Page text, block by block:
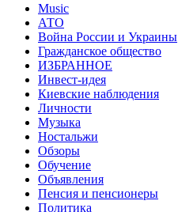
Music
АТО
Война России и Украины
Гражданское общество
ИЗБРАННОЕ
Инвест-идея
Киевские наблюдения
Личности
Музыка
Ностальжи
Обзоры
Обучение
Объявления
Пенсия и пенсионеры
Политика